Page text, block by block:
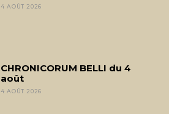
4 AOÛT 2026
CHRONICORUM BELLI du 4
août
4 AOÛT 2026